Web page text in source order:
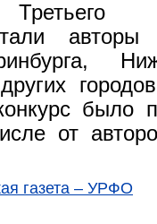
авторы
было
от
газета – УРФО